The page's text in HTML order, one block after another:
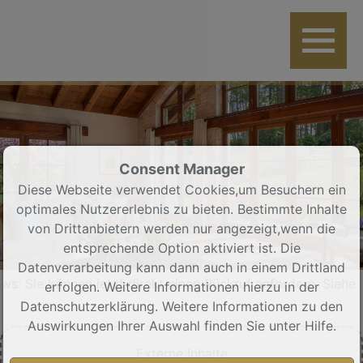
jetzt direkt einen Rückruf anfordern. Siehe rechter
Externe Inhalte
Consent Manager
Diese Webseite verwendet Cookies,um Besuchern ein
optimales Nutzererlebnis zu bieten. Bestimmte Inhalte
von Drittanbietern werden nur angezeigt,wenn die
entsprechende Option aktiviert ist. Die
Datenverarbeitung kann dann auch in einem Drittland
erfolgen. Weitere Informationen hierzu in der
Datenschutzerklärung. Weitere Informationen zu den
Auswirkungen Ihrer Auswahl finden Sie unter Hilfe.